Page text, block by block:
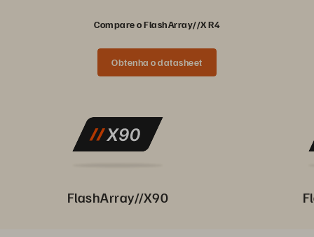
Compare o FlashArray//X R4
Obtenha o datasheet
FlashArray//X90